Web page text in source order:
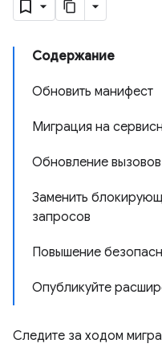
Содержание
Обновить манифест
Миграция на
Обновление
Заменить
запросов
Повышение
Опубликуйте
Следите за ходом